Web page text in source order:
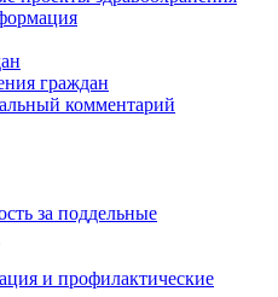
граждан
комментарий
за поддельные
и профилактические